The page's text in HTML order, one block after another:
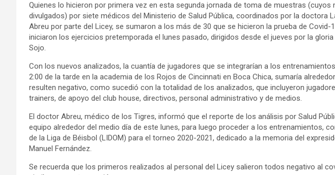
Quienes lo hicieron por primera vez en esta segunda jornada de toma de muestras (cuyos
divulgados) por siete médicos del Ministerio de Salud Pública, coordinados por la doctora
Abreu por parte del Licey, se sumaron a los más de 30 que se hicieron la prueba de Covid-
iniciaron los ejercicios pretemporada el lunes pasado, dirigidos desde el jueves por la
Sojo.
Con los nuevos analizados, la cuantía de jugadores que se integrarían a los
2:00 de la tarde en la academia de los Rojos de Cincinnati en Boca Chica, sumaría
resulten negativo, como sucedió con la totalidad de los analizados, que incluyeron
trainers, de apoyo del club house, directivos, personal administrativo y de medios.
El doctor Abreu, médico de los Tigres, informó que el reporte de los análisis por Salud
equipo alrededor del medio día de este lunes, para luego proceder a los entrenamientos,
de la Liga de Béisbol (LIDOM) para el torneo 2020-2021, dedicado a la memoria del
Manuel Fernández.
Se recuerda que los primeros realizados al personal del Licey salieron todos negativo al